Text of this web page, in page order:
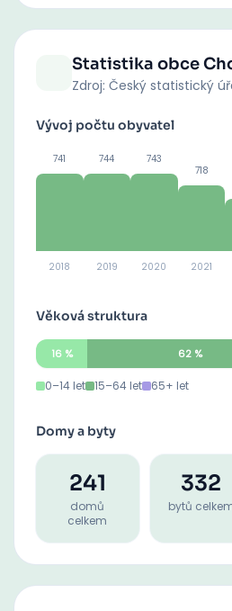
Statistika obce
Zdroj: Český statistický
Vývoj počtu obyvatel
741
2018
744
2019
743
2020
718
2021
Věková struktura
16% 62 %
0–14 let 15–64 let 65+ let
Domy a byty
241
domů
celkem
332
bytů